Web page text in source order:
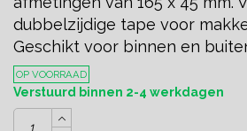
dubbelzijdige tape voor
Geschikt voor binnen en
OP VOORRAAD
Verstuurd binnen 2-4 werkdagen